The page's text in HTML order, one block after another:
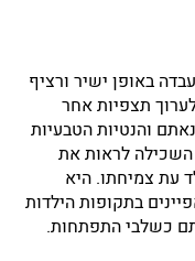
באופן ישיר ורציף
תצפיות אחר
והנטיות הטבעיות
לראות את
עת צמיחתו. היא
בתקופות הילדות
כשלבי התפתחות.